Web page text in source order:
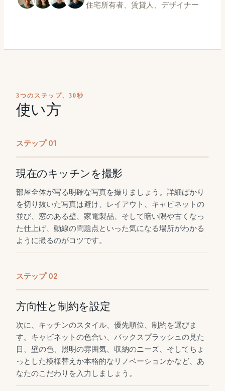
住宅所有者、賃貸人、デザイナー
3つのステップ、30秒
使い方
ステップ01
現在のキッチンを撮影
部屋全体が写る明確な写真を撮りましょう。詳細ばかり
を切り抜いた写真は避け、レイアウト、キャビネットの
並び、窓のある壁、家電製品、そして暗い隅や古くなっ
た仕上げ、動線の問題点といった気になる場所がわかる
ように撮るのがコツです。
ステップ02
方向性と制約を設定
次に、キッチンのスタイル、優先順位、制約を選びま
す。キャビネットの色合い、バックスプラッシュの見た
目、壁の色、照明の雰囲気、収納のニーズ、そしてちょ
っとした模様替えか本格的なリノベーションかなど、あ
なたのこだわりを入力しましょう。